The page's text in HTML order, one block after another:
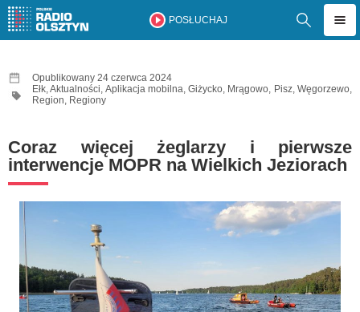
POSŁUCHAJ
Opublikowany 24 czerwca 2024
Ełk,Aktualności, Aplikacja mobilna,Giżycko, Mrągowo, Pisz,Węgorzewo,
Region, Regiony
Coraz więcej żeglarzy i pierwsze
interwencje MOPR na Wielkich Jeziorach